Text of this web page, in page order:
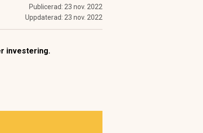
Publicerad: 23 nov. 2022
Uppdaterad: 23 nov. 2022
investering.